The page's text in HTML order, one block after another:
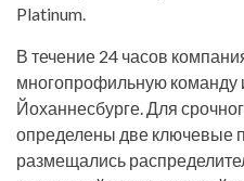
Platinum.
В течение 24 часов
многопрофильную команду
Йоханнесбурге. Для
определены две ключевые
размещались